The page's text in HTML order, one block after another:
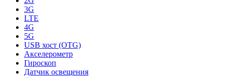
3G
LTE
4G
5G
USB хост (OTG)
Акселерометр
Гироскоп
Датчик освещения